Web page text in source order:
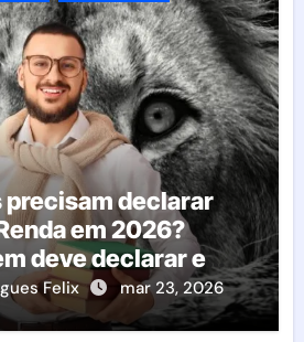
declarar
em 2026?
deve declarar e
com a Receita
Felix mar 23, 2026